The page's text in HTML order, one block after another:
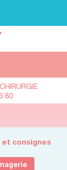
80
consignes